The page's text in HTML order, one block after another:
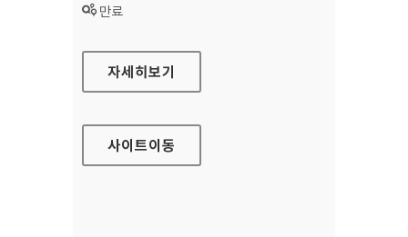
상태 :
만료
교보문고 전자도서관 홈페이지
자세히보기
사이트이동